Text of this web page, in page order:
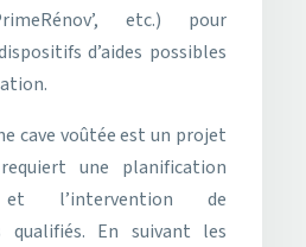
etc.) pour
d’aides possibles
cave voûtée est un projet
une planification
et l’intervention de
qualifiés. En suivant les